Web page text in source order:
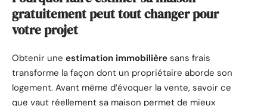
gratuitement peut tout changer pour
votre projet
Obtenir une estimation immobilière sans frais
transforme la façon dont un propriétaire aborde son
logement. Avant même d’évoquer la vente, savoir ce
que vaut réellement sa maison permet de mieux